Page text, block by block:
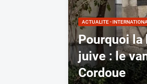
ACTUALITE -
Pourquoi la
juive : le
Cordoue